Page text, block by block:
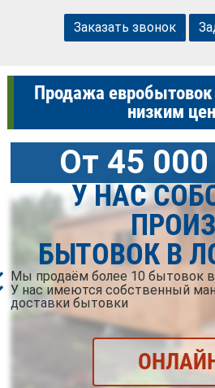
Заказать звонок
Продажа
низким
От 45 000
У НАС
БЫТОВОК В
Мы продаём более 10 бытовок
У нас имеются собственный
доставки бытовки